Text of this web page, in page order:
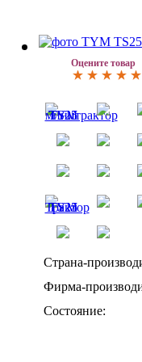
Оцените товар
Страна-
Фирма-
Состояние: